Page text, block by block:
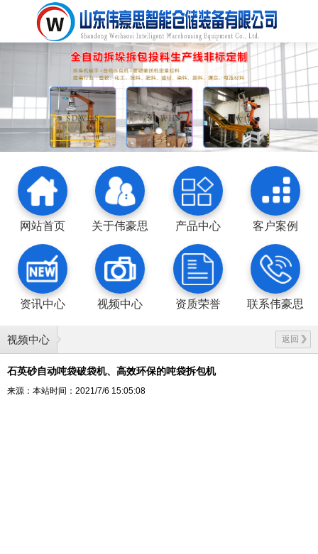
网站首页 关于伟豪思 产品中心 客户案例
资讯中心 视频中心 资质荣誉 联系伟豪思
视频中心 返回
石英砂自动吨袋破袋机、高效环保的吨袋拆包机
来源：本站时间：2021/7/6 15:05:08